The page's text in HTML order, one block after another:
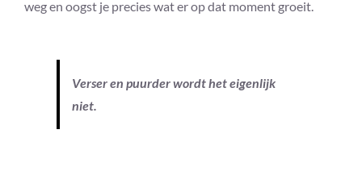
weg en oogst je precies wat er op dat moment groeit.
Verser en puurder wordt het eigenlijk
niet.